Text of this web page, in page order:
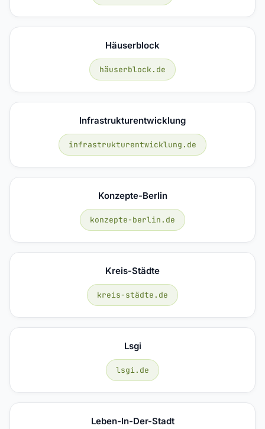
Häuserblock
häuserblock.de
Infrastrukturentwicklung
infrastrukturentwicklung.de
Konzepte-Berlin
konzepte-berlin.de
Kreis-Städte
kreis-städte.de
Lsgi
lsgi.de
Leben-In-Der-Stadt